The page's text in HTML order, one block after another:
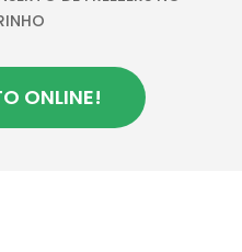
ONLINE!